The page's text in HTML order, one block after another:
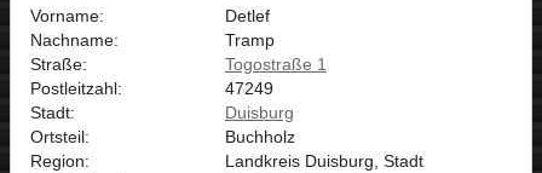
Vorname:
Detlef
Nachname:
Tramp
Straße:
Togostraße 1
Postleitzahl:
47249
Stadt:
Duisburg
Ortsteil:
Buchholz
Region:
Landkreis Duisburg, Stadt